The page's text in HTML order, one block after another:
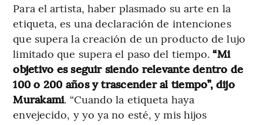
Para el artista, haber plasmado su arte en la
etiqueta, es una declaración de intenciones
que supera la creación de un producto de lujo
limitado que supera el paso del tiempo.“Mi
objetivo es seguir siendo relevante dentro de
100 o 200 años y trascender al tiempo”, dijo
Murakami. “Cuando la etiqueta haya
envejecido, y yo ya no esté, y mis hijos